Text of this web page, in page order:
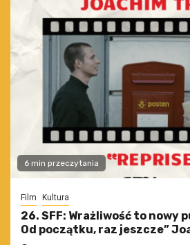
6 min przeczytania
Film Kultura
26. SFF: Wrażliwość to nowy
Od początku, raz jeszcze”